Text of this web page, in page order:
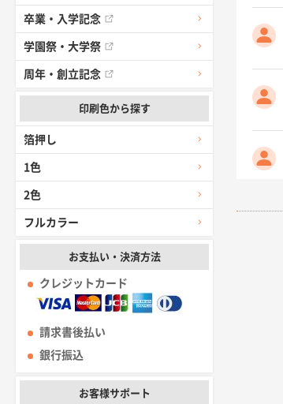
卒業・入学記念
学園祭・大学祭
周年・創立記念
印刷色から探す
箔押し
1色
2色
フルカラー
お支払い・決済方法
クレジットカード
請求書後払い
銀行振込
お客様サポート